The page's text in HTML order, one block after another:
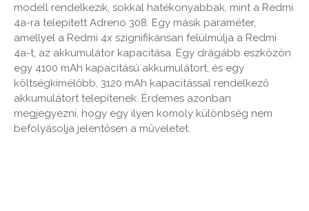
modell rendelkezik, sokkal hatékonyabbak, mint a Redmi
4a-ra telepített Adreno 308. Egy másik paraméter,
amellyel a Redmi 4x szignifikánsan felülmúlja a Redmi
4a-t, az akkumulátor kapacitása. Egy drágább eszközön
egy 4100 mAh kapacitású akkumulátort, és egy
költségkímélőbb, 3120 mAh kapacitással rendelkező
akkumulátort telepítenek. Érdemes azonban
megjegyezni, hogy egy ilyen komoly különbség nem
befolyásolja jelentősen a műveletet.